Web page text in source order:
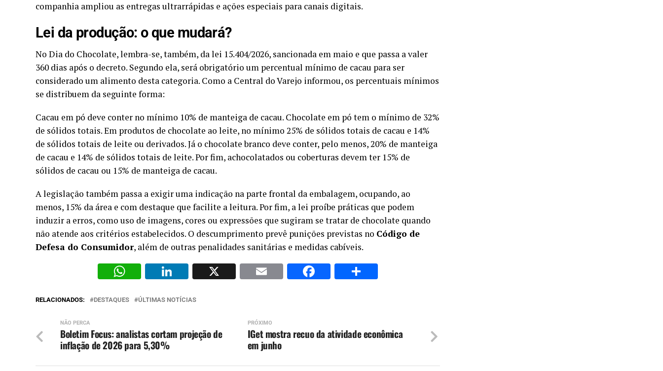
companhia ampliou as entregas ultrarrápidas e ações especiais para canais digitais.
Lei da produção: o que mudará?
No Dia do Chocolate, lembra-se, também, da lei 15.404/2026, sancionada em maio e que passa a valer
360 dias após o decreto. Segundo ela, será obrigatório um percentual mínimo de cacau para ser
considerado um alimento desta categoria. Como a Central do Varejo informou, os percentuais mínimos
se distribuem da seguinte forma:
Cacau em pó deve conter no mínimo 10% de manteiga de cacau. Chocolate em pó tem o mínimo de 32%
de sólidos totais. Em produtos de chocolate ao leite, no mínimo 25% de sólidos totais de cacau e 14%
de sólidos totais de leite ou derivados. Já o chocolate branco deve conter, pelo menos, 20% de manteiga
de cacau e 14% de sólidos totais de leite. Por fim, achocolatados ou coberturas devem ter 15% de
sólidos de cacau ou 15% de manteiga de cacau.
A legislação também passa a exigir uma indicação na parte frontal da embalagem, ocupando, ao
menos, 15% da área e com destaque que facilite a leitura. Por fim, a lei proíbe práticas que podem
induzir a erros, como uso de imagens, cores ou expressões que sugiram se tratar de chocolate quando
não atende aos critérios estabelecidos. O descumprimento prevê punições previstas no Código de
Defesa do Consumidor, além de outras penalidades sanitárias e medidas cabíveis.
WhatsAppLinkedIn
X Email Facebook
RELACIONADOS: DESTAQUES ÚLTIMAS NOTÍCIAS
PRÓXIMO
IGet mostra recuo da atividade econômica
em junho
NÃO PERCA
Boletim Focus: analistas cortam projeção de
inflação de 2026 para 5,30%